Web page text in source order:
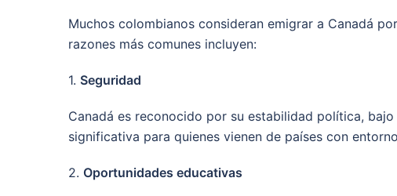
Muchos colombianos consideran emigrar a Canadá
razones más comunes incluyen:
1. Seguridad
Canadá es reconocido por su estabilidad política,
significativa para quienes vienen de países con
2. Oportunidades educativas